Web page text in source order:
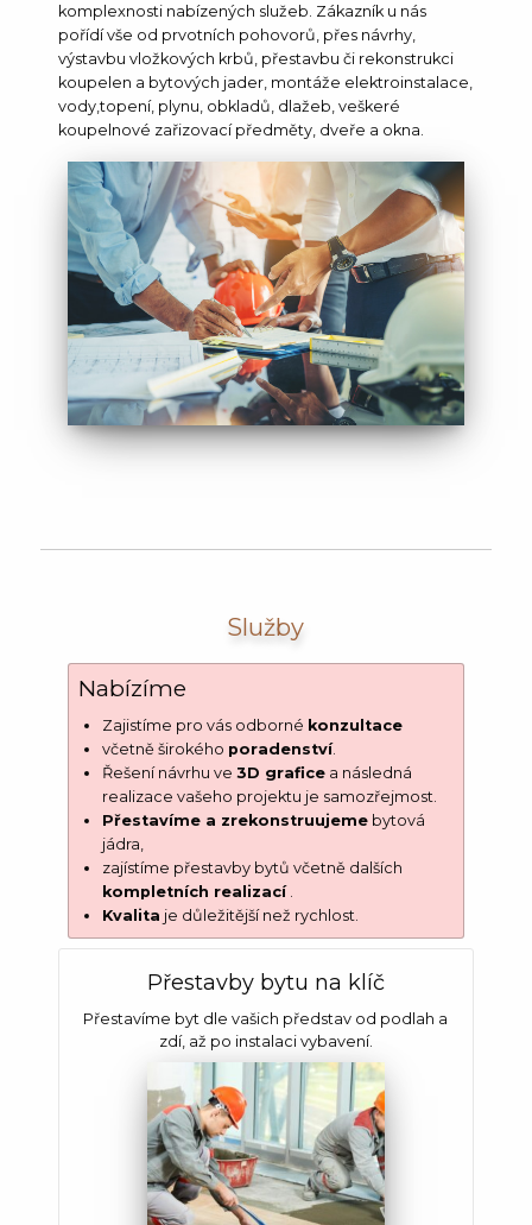
komplexnosti nabízených služeb. Zákazník u nás
pořídí vše od prvotních pohovorů, přes návrhy,
výstavbu vložkových krbů, přestavbu či rekonstrukci
koupelen a bytových jader, montáže elektroinstalace,
vody,topení, plynu, obkladů, dlažeb, veškeré
koupelnové zařizovací předměty, dveře a okna.
Služby
Nabízíme
Zajistíme pro vás odborné konzultace
včetně širokého poradenství.
Řešení návrhu ve3D grafice a následná
realizace vašeho projektu je samozřejmost.
Přestavíme a zrekonstruujeme bytová
jádra,
zajístíme přestavby bytů včetně dalších
kompletních realizací.
Kvalita je důležitější než rychlost.
Přestavby bytu na klíč
Přestavíme byt dle vašich představ od podlah a
zdí, až po instalaci vybavení.